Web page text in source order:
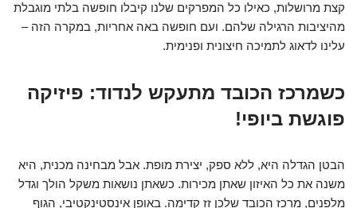
קצת מרושלות, כאילו כל המפרקים שלנו קיבלו חופשה בלתי מוגבלת
מהיציבות הרגילה שלהם. ועם חופשה באה אחריות, במקרה הזה –
עלינו לדאוג לתמיכה חיצונית ופנימית.
כשמרכז הכובד מתעקש לנדוד: פיזיקה
פוגשת ביופי!
הבטן הגדלה היא, ללא ספק, יצירת מופת. אבל מבחינה מכנית, היא
משנה את כל האיזון שאתן מכירות. כשאתן נושאות משקל הולך וגדל
מלפנים, מרכז הכובד שלכן זז קדימה. באופן אינסטינקטיבי, הגוף